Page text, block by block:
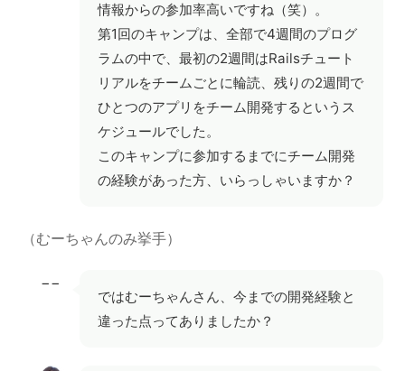
情報からの参加率高いですね（笑）。
第1回のキャンプは、全部で4週間のプログ
ラムの中で、最初の2週間はRailsチュート
リアルをチームごとに輪読、残りの2週間で
ひとつのアプリをチーム開発するというス
ケジュールでした。
このキャンプに参加するまでにチーム開発
の経験があった方、いらっしゃいますか？
（むーちゃんのみ挙手）
−−
ではむーちゃんさん、今までの開発経験と
違った点ってありましたか？